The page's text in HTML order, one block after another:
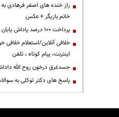
راز خنده های اصغر فرهادی
خانم بازیگر + عکس
پرداخت ۱۰۰ درصد پاداش پایان خدمت فرهنگیان
خلافی آنلاین/استعلام خلافی
اینترنت، پیام کوتاه ، تلفن
جسدغرق درخون روح الله
پاسخ های دکتر توکلی به